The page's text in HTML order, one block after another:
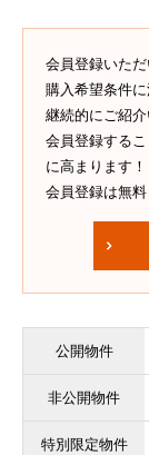
会員登録いた
購入希望条件
継続的にご紹介
会員登録する
に高まります！
会員登録は無
公開物件
非公開物件
特別限定物件